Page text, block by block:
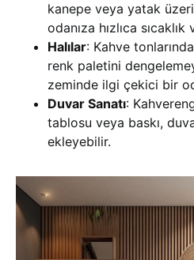
kanepe veya yatak
odanıza hızlıca
Halılar: Kahve
renk paletini
zeminde ilgi çekici bir
Duvar Sanatı:
tablosu veya baskı,
ekleyebilir.